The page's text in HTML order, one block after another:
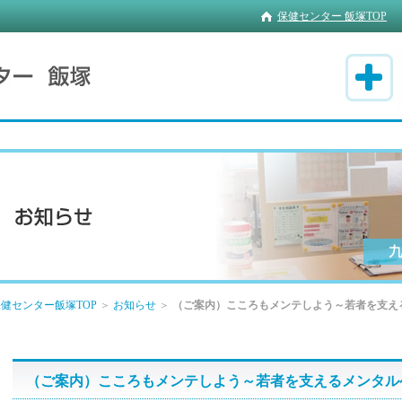
保健センター 飯塚TOP
センター飯塚TOP ＞ お知らせ ＞ （ご案内）こころもメンテしよう～若者を支
（ご案内）こころもメンテしよう～若者を支えるメン